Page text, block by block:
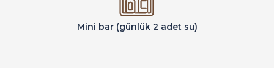
Mini bar (günlük 2 adet su)